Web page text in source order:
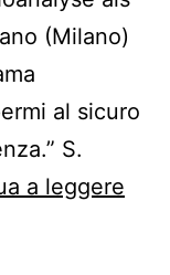
(Milano)
al sicuro
S.
a leggere